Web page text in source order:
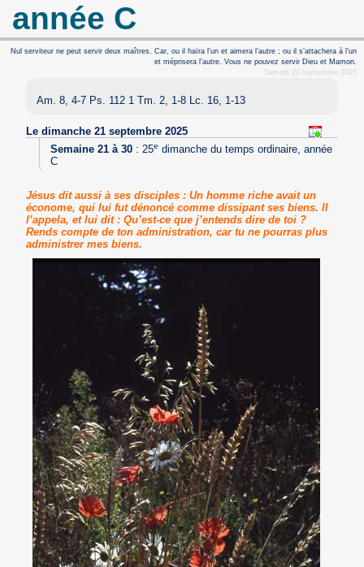
année C
Nul serviteur ne peut servir deux maîtres. Car, ou il haïra l’un et aimera l’autre ; ou il s’attachera à l’un
et méprisera l’autre. Vous ne pouvez servir Dieu et Mamon.
Samedi 20 septembre 2025
Am. 8, 4-7 Ps. 112 1 Tm. 2, 1-8 Lc. 16, 1-13
Le dimanche 21 septembre 2025
Semaine 21 à 30: 25e dimanche du temps ordinaire, année
C
Jésus dit aussi à ses disciples : Un homme riche avait un
économe, qui lui fut dénoncé comme dissipant ses biens. Il
l’appela, et lui dit : Qu’est-ce que j’entends dire de toi ?
Rends compte de ton administration, car tu ne pourras plus
administrer mes biens.